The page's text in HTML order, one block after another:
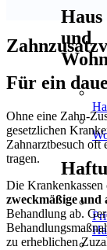
Haus
und
Für ein
Ohne eine Zahn-
gesetzlichen
Zahnarztbesuch oft
tragen.
Die
zweckmäßige und
Behandlung ab.
zu erheblichen